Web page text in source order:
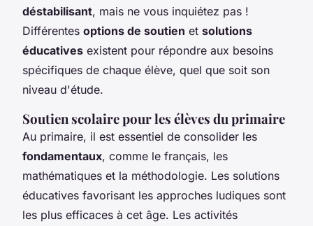
déstabilisant, mais ne vous inquiétez pas !
Différentes options de soutien et solutions
éducatives existent pour répondre aux besoins
spécifiques de chaque élève, quel que soit son
niveau d'étude.
Soutien scolaire pour les élèves du primaire
Au primaire, il est essentiel de consolider les
fondamentaux, comme le français, les
mathématiques et la méthodologie. Les solutions
éducatives favorisant les approches ludiques sont
les plus efficaces à cet âge. Les activités